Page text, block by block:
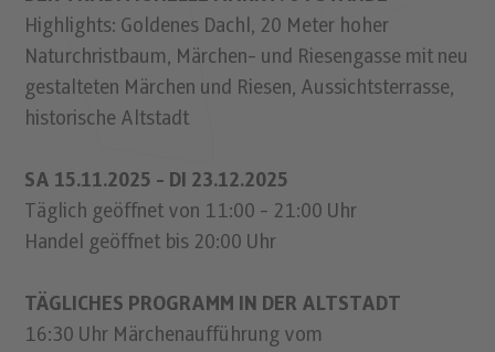
Highlights: Goldenes Dachl, 20 Meter hoher
Naturchristbaum, Märchen- und Riesengasse mit neu
gestalteten Märchen und Riesen, Aussichtsterrasse,
historische Altstadt
SA 15.11.2025 - DI 23.12.2025
Täglich geöffnet von 11:00 - 21:00 Uhr
Handel geöffnet bis 20:00 Uhr
TÄGLICHES PROGRAMM IN DER ALTSTADT
16:30 Uhr Märchenaufführung vom